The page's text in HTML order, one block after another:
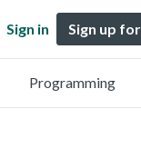
Sign in Sign up
Programming